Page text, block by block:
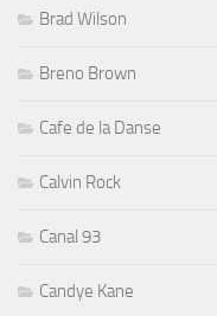
Brad Wilson
Breno Brown
Cafe de la Danse
Calvin Rock
Canal 93
Candye Kane